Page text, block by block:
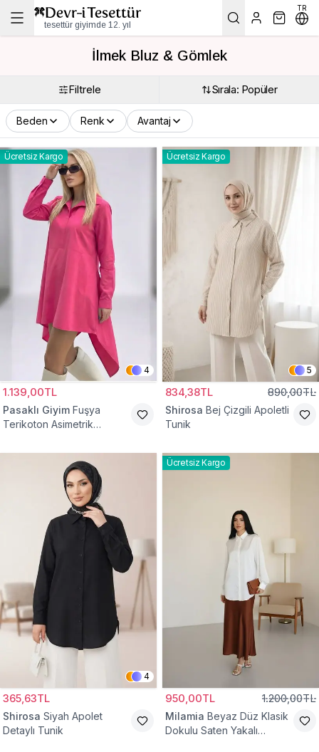
tesettür giyimde 12. yıl
TR
İlmek Bluz & Gömlek
Filtrele Sırala: Popüler
Beden Renk Avantaj
Ücretsiz Kargo
4
1.139,00TL
Pasaklı Giyim Fuşya
Terikoton Asimetrik
Ücretsiz Kargo
5
834,38TL 890,00TL
Shirosa Bej Çizgili Apoletli
Tunik
4
365,63TL
Shirosa Siyah Apolet
Detaylı Tunik
Ücretsiz Kargo
950,00TL 1.200,00TL
Milamia Beyaz Düz Klasik
Dokulu Saten Yakalı